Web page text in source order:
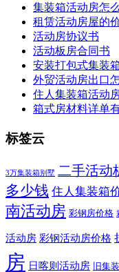
集装箱活动房怎
租赁活动房屋的
活动房协议书
活动板房合同书
安装打包式集装
外贸活动房出口
住人集装箱活动
箱式房材料详单
标签云
3万集装箱别墅 二手活动
多少钱 住人集装箱
南活动房 彩钢房价格
活动房 彩钢活动房价格
房 日喀则活动房 旧集